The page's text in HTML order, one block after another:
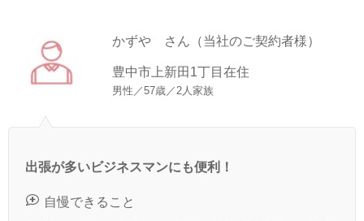
かずや さん（当社のご契約者様）
豊中市上新田1丁目在住
男性／57歳／2人家族
出張が多いビジネスマンにも便利！
自慢できること